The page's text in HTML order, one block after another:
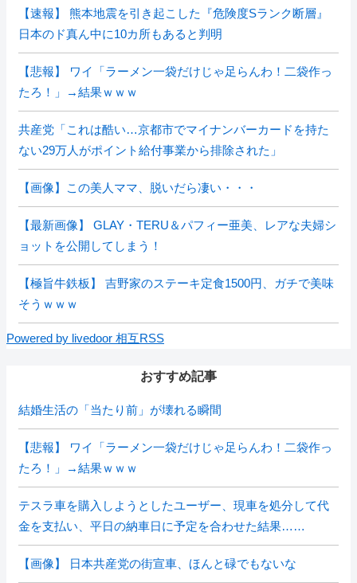
【速報】 熊本地震を引き起こした『危険度Sランク断層』
日本のド真ん中に10カ所もあると判明
【悲報】 ワイ「ラーメン一袋だけじゃ足らんわ！二袋作っ
たろ！」→結果ｗｗｗ
共産党「これは酷い…京都市でマイナンバーカードを持た
ない29万人がポイント給付事業から排除された」
【画像】この美人ママ、脱いだら凄い・・・
【最新画像】 GLAY・TERU＆パフィー亜美、レアな夫婦シ
ョットを公開してしまう！
【極旨牛鉄板】 吉野家のステーキ定食1500円、ガチで美味
そうｗｗｗ
Powered by livedoor 相互RSS
おすすめ記事
結婚生活の「当たり前」が壊れる瞬間
【悲報】 ワイ「ラーメン一袋だけじゃ足らんわ！二袋作っ
たろ！」→結果ｗｗｗ
テスラ車を購入しようとしたユーザー、現車を処分して代
金を支払い、平日の納車日に予定を合わせた結果……
【画像】 日本共産党の街宣車、ほんと碌でもないな